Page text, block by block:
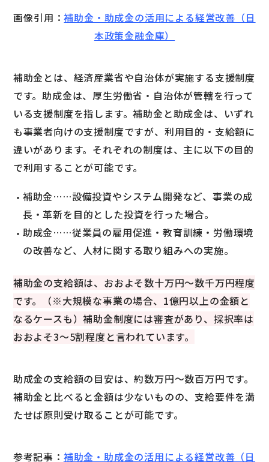
画像引用：補助金・助成金の活用による経営改善（日
本政策金融金庫）
補助金とは、経済産業省や自治体が実施する支援制度
です。助成金は、厚生労働省・自治体が管轄を行って
いる支援制度を指します。補助金と助成金は、いずれ
も事業者向けの支援制度ですが、利用目的・支給額に
違いがあります。それぞれの制度は、主に以下の目的
で利用することが可能です。
補助金……設備投資やシステム開発など、事業の成
長・革新を目的とした投資を行った場合。
助成金……従業員の雇用促進・教育訓練・労働環境
の改善など、人材に関する取り組みへの実施。
補助金の支給額は、おおよそ数十万円〜数千万円程度
です。（※大規模な事業の場合、1億円以上の金額と
なるケースも）補助金制度には審査があり、採択率は
おおよそ3〜5割程度と言われています。
助成金の支給額の目安は、約数万円〜数百万円です。
補助金と比べると金額は少ないものの、支給要件を満
たせば原則受け取ることが可能です。
参考記事： 補助金・助成金の活用による経営改善（日